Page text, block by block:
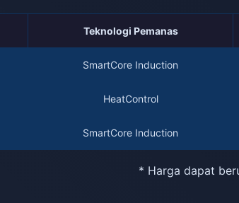
Teknologi Pemanas
SmartCore Induction
HeatControl
SmartCore Induction
* Harga dapat